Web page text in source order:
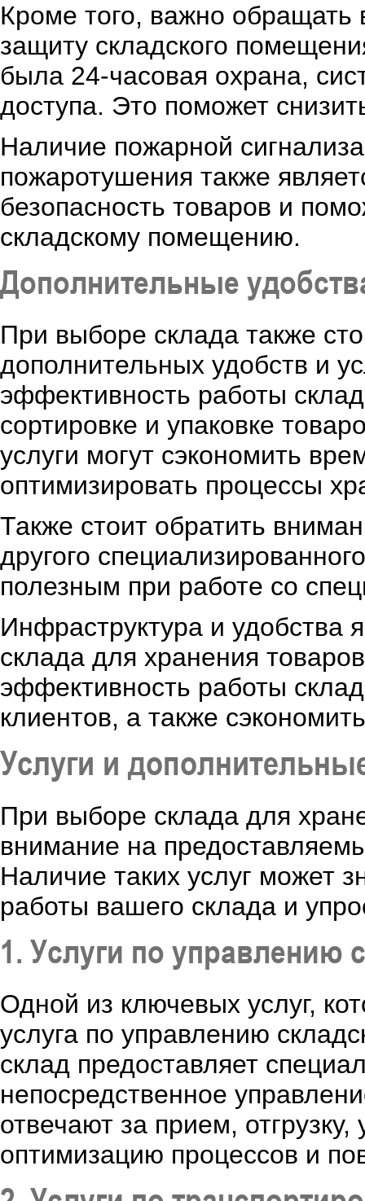
Кроме того, важно обращать
защиту складского
была 24-часовая охрана,
доступа. Это поможет
Наличие пожарной
пожаротушения также
безопасность товаров и
складскому помещению.
Дополнительные
При выборе склада также
дополнительных удобств и
эффективность работы
сортировке и упаковке
услуги могут сэкономить
оптимизировать процессы
Также стоит обратить
другого
полезным при работе со
Инфраструктура и
склада для хранения
эффективность работы
клиентов, а также
Услуги и
При выборе склада для
внимание на
Наличие таких услуг может
работы вашего склада и
1. Услуги по управлению
Одной из ключевых услуг,
услуга по управлению
склад предоставляет
непосредственное
отвечают за прием,
оптимизацию процессов и